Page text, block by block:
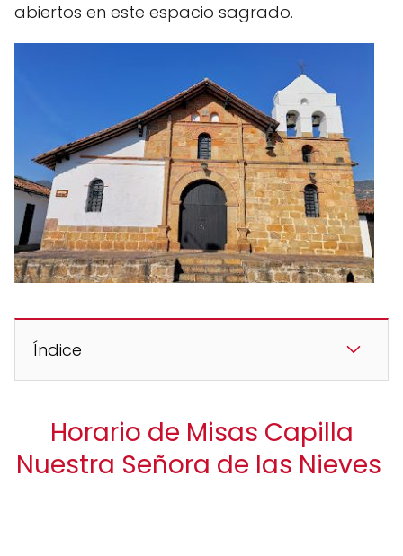
abiertos en este espacio sagrado.
Índice
Horario de Misas Capilla
Nuestra Señora de las Nieves